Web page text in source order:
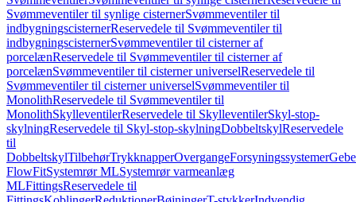
Svømmeventiler til synlige cisternerSvømmeventiler til
indbygningscisternerReservedele til Svømmeventiler til
indbygningscisternerSvømmeventiler til cisterner af
porcelænReservedele til Svømmeventiler til cisterner af
porcelænSvømmeventiler til cisterner universelReservedele til
Svømmeventiler til cisterner universelSvømmeventiler til
MonolithReservedele til Svømmeventiler til
MonolithSkylleventilerReservedele til SkylleventilerSkyl-stop-
skylningReservedele til Skyl-stop-skylningDobbeltskylReservedele
til
DobbeltskylTilbehørTrykknapperOvergangeForsyningssystemer
FlowFitSystemrør MLSystemrør varmeanlæg
MLFittingsReservedele til